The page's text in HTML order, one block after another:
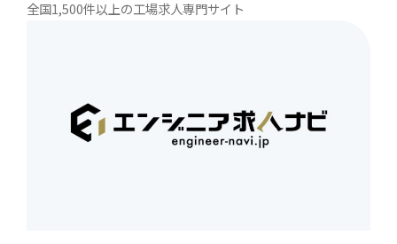
全国1,500件以上の工場求人専門サイト